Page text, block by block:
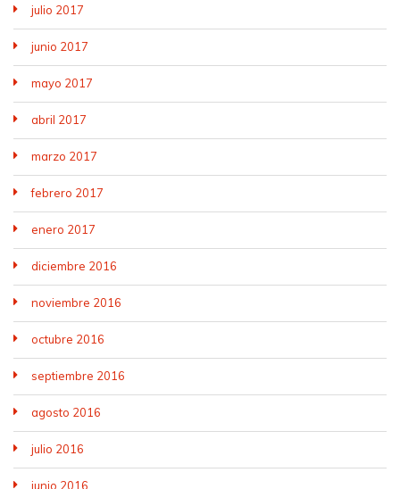
julio 2017
junio 2017
mayo 2017
abril 2017
marzo 2017
febrero 2017
enero 2017
diciembre 2016
noviembre 2016
octubre 2016
septiembre 2016
agosto 2016
julio 2016
junio 2016